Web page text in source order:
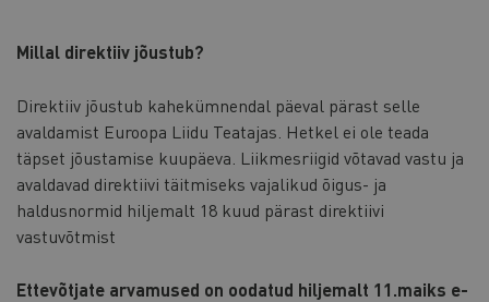
Millal direktiiv jõustub?
Direktiiv jõustub kahekümnendal päeval pärast selle
avaldamist Euroopa Liidu Teatajas. Hetkel ei ole teada
täpset jõustamise kuupäeva. Liikmesriigid võtavad vastu ja
avaldavad direktiivi täitmiseks vajalikud õigus- ja
haldusnormid hiljemalt 18 kuud pärast direktiivi
vastuvõtmist
Ettevõtjate arvamused on oodatud hiljemalt 11.maiks e-